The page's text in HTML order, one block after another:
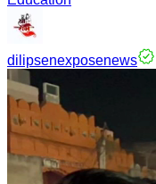
dilipsenexposenews